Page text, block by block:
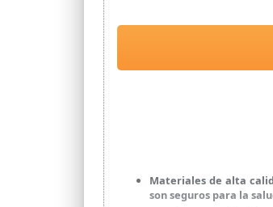
Materiales de alta
son seguros para la